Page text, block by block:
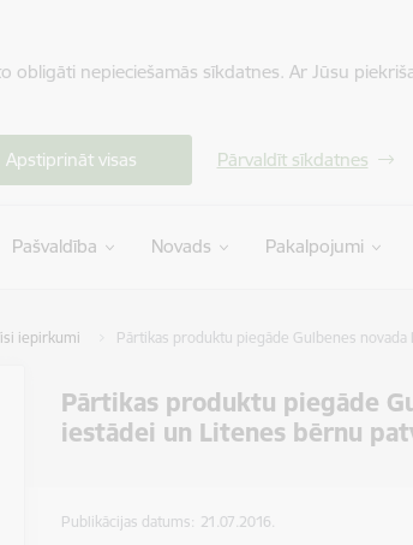
obligāti nepieciešamās sīkdatnes. Ar Jūsu
Apstiprināt visas Pārvaldīt sīkdatnes
Pašvaldība Novads Pakalpojumi
iepirkumi Pārtikas produktu piegāde Gulbenes
Pārtikas produktu piegāde
iestādei un Litenes bērnu
Publikācijas datums: 21.07.2016.